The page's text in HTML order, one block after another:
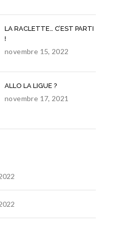
LA RACLETTE… C’EST PARTI
!
novembre 15, 2022
ALLO LA LIGUE ?
novembre 17, 2021